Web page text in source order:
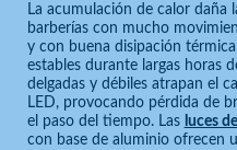
La acumulación de calor daña
barberías con mucho
y con buena disipación
estables durante largas horas
delgadas y débiles atrapan el
LED, provocando pérdida de
el paso del tiempo. Las luces
con base de aluminio ofrecen